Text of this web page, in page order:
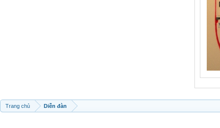
Trang chủ Diễn đàn